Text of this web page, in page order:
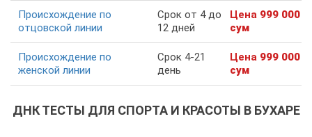
Происхождение по
отцовской линии
Срок от 4 до
12 дней
Цена 999 000
сум
Происхождение по
женской линии
Срок 4-21
день
Цена 999 000
сум
ДНК ТЕСТЫ ДЛЯ СПОРТА И КРАСОТЫ В БУХАРЕ